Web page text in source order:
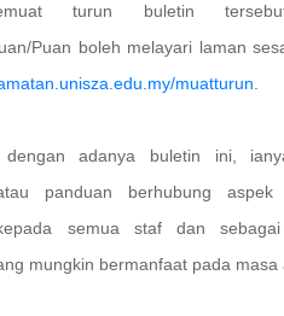
turun buletin
Puan boleh melayari laman
muatturun
dengan adanya buletin ini,
panduan berhubung aspek
semua staf dan
mungkin bermanfaat pada masa